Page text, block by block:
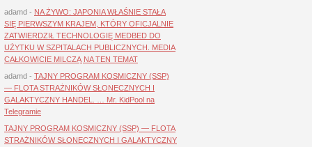
adamd - NA ŻYWO: JAPONIA WŁAŚNIE STAŁA
SIĘ PIERWSZYM KRAJEM, KTÓRY OFICJALNIE
ZATWIERDZIŁ TECHNOLOGIĘ MEDBED DO
UŻYTKU W SZPITALACH PUBLICZNYCH. MEDIA
CAŁKOWICIE MILCZĄ NA TEN TEMAT
adamd - TAJNY PROGRAM KOSMICZNY (SSP)
— FLOTA STRAŻNIKÓW SŁONECZNYCH I
GALAKTYCZNY HANDEL. … Mr. KidPool na
Telegramie
TAJNY PROGRAM KOSMICZNY (SSP) — FLOTA
STRAŻNIKÓW SŁONECZNYCH I GALAKTYCZNY